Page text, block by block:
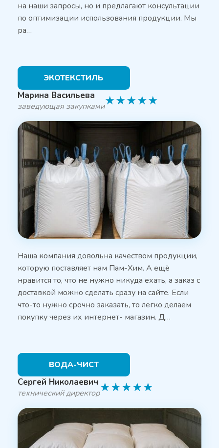
на наши запросы, но и предлагают консультации
по оптимизации использования продукции. Мы
ра…
ЭКОТЕКСТИЛЬ
Марина Васильева
заведующая закупками★★★★★
Наша компания довольна качеством продукции,
которую поставляет нам Пам-Хим. А ещё
нравится то, что не нужно никуда ехать, а заказ с
доставкой можно сделать сразу на сайте. Если
что-то нужно срочно заказать, то легко делаем
покупку через их интернет- магазин. Д…
ВОДА-ЧИСТ
Сергей Николаевич
технический директор★★★★★